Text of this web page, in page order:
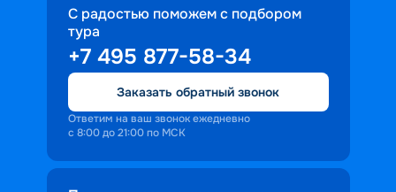
С радостью поможем с подбором
тура
+7 495 877-58-34
Заказать обратный звонок
Ответим на ваш звонок ежедневно
с 8:00 до 21:00 по МСК